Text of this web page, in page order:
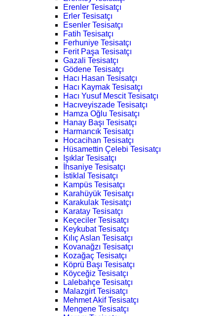
Erenler Tesisatçı
Erler Tesisatçı
Esenler Tesisatçı
Fatih Tesisatçı
Ferhuniye Tesisatçı
Ferit Paşa Tesisatçı
Gazali Tesisatçı
Gödene Tesisatçı
Hacı Hasan Tesisatçı
Hacı Kaymak Tesisatçı
Hacı Yusuf Mescit Tesisatçı
Hacıveyiszade Tesisatçı
Hamza Oğlu Tesisatçı
Hanay Başı Tesisatçı
Harmancık Tesisatçı
Hocacihan Tesisatçı
Hüsamettin Çelebi Tesisatçı
Işıklar Tesisatçı
İhsaniye Tesisatçı
İstiklal Tesisatçı
Kampüs Tesisatçı
Karahüyük Tesisatçı
Karakulak Tesisatçı
Karatay Tesisatçı
Keçeciler Tesisatçı
Keykubat Tesisatçı
Kılıç Aslan Tesisatçı
Kovanağzı Tesisatçı
Kozağaç Tesisatçı
Köprü Başı Tesisatçı
Köyceğiz Tesisatçı
Lalebahçe Tesisatçı
Malazgirt Tesisatçı
Mehmet Akif Tesisatçı
Mengene Tesisatçı